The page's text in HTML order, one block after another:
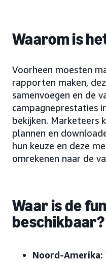
Waarom is
Voorheen moesten
rapporten maken,
samenvoegen en de
campagneprestaties
bekijken. Marketeers
plannen en
hun keuze en deze
omrekenen naar de
Waar is de
beschikbaar?
Noord-Amerika: